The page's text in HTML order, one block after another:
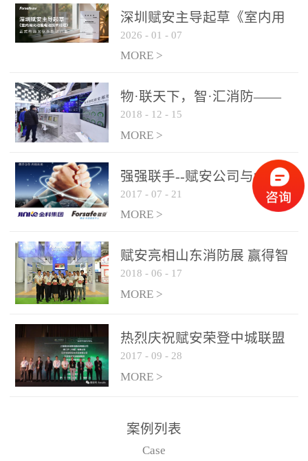
传统的火灾关测器无法被
及时缺发，不能及早发现
和有效扑救火火，这不仅
力和闲难，同时也将造成
巨大的经济损失和社会影
响，基至还会造成人员伤
亡。图像型火灾探测器正
是针对这种高大空间建筑
物的消防设施、设备通过
现场图像的实时获取、预
处理和特征提取分析，实
现火焰的跟踪和识别。能
更早的进行预警，达到早
报早防的效果。 系统构
成示意图： 图像型火灾
和监控端两大部分组成。
两者之间通过以太网相
联，一台监控主机最多可
从监控主机上获取，最多
只能接6台，超过的需从现
深圳赋安主导起草《室内用
光动能电池技术规程》 正式
布局光伏新能源产业
2026 - 01 - 07
MORE >
物·联天下，智·汇消防——
赋安F&S 2018上海消防展圆
满落幕
2018 - 12 - 15
MORE >
强强联手--赋安公司与金科
集团达成战略合作协议
2017 - 07 - 21
MORE >
赋安亮相山东消防展 赢得智
慧消防新荣耀
2018 - 06 - 17
MORE >
热烈庆祝赋安荣登中城联盟
联合采购战略合作平台
2017 - 09 - 28
MORE >
案例列表
Case